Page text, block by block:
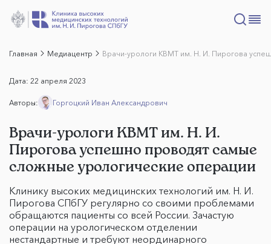
Главная Медиацентр Врачи-урологи КВМТ им. Н. И. Пирогова
Дата: 22 апреля 2023
Авторы: Горгоцкий Иван Александрович
Врачи-урологи КВМТ им. Н. И.
Пирогова успешно проводят самые
сложные урологические операции
Клинику высоких медицинских технологий им. Н. И.
Пирогова СПбГУ регулярно со своими проблемами
обращаются пациенты со всей России. Зачастую
операции на урологическом отделении
нестандартные и требуют неординарного